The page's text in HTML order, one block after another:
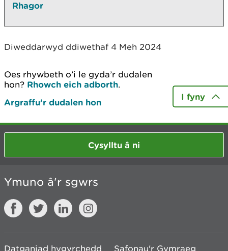
Rhagor
Diweddarwyd ddiwethaf 4 Meh 2024
Oes rhywbeth o’i le gyda’r dudalen
hon? Rhowch eich adborth.
Argraffu’r dudalen hon
I fyny
Cysylltu â ni
Ymuno â'r sgwrs
Datganiad hygyrchedd Safonau'r Gymraeg